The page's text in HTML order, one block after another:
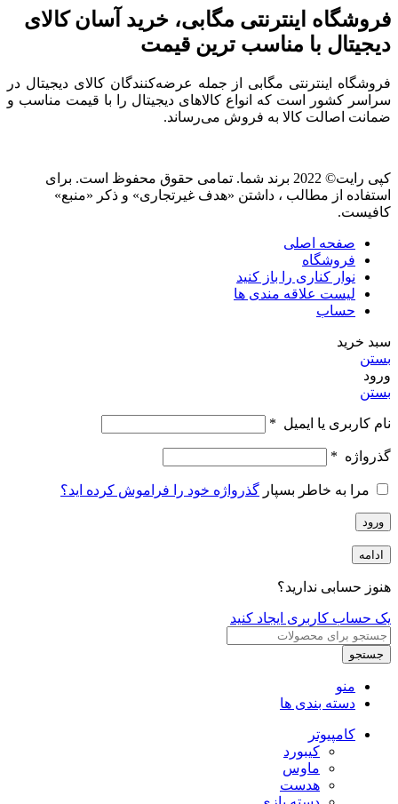
فروشگاه اینترنتی مگابی، خرید آسان کالای
دیجیتال با مناسب ترین قیمت
فروشگاه اینترنتی مگابی از جمله عرضه‌کنندگان کالای دیجیتال در
سراسر کشور است که انواع کالاهای دیجیتال را با قیمت مناسب و
ضمانت اصالت کالا به فروش می‌رساند.
کپی رایت© 2022 برند شما. تمامی حقوق محفوظ است. برای
استفاده از مطالب ، داشتن «هدف غیرتجاری» و ذکر «منبع»
کافیست.
صفحه اصلی
فروشگاه
نوار کناری را باز کنید
لیست علاقه مندی ها
حساب
سبد خرید
بستن
ورود
بستن
نام کاربری یا ایمیل *
گذرواژه *
مرا به خاطر بسپار گذرواژه خود را فراموش کرده اید؟
ورود
ادامه
هنوز حسابی ندارید؟
یک حساب کاربری ایجاد کنید
جستجو
منو
دسته بندی ها
کامپیوتر
کیبورد
ماوس
هدست